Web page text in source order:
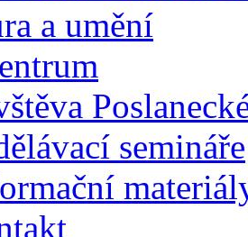
a umění
semináře